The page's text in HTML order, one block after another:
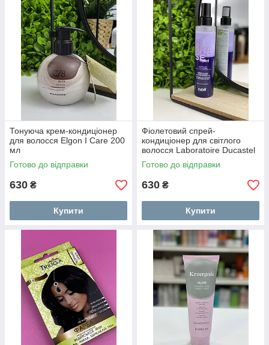
Тонуюча крем-кондиціонер
для волосся Elgon I Care 200
мл
Готово до відправки
630 ₴
Купити
Фіолетовий спрей-
кондиціонер для світлого
волосся Laboratoire Ducastel
Subtil Biphase Violet 200мл
Готово до відправки
630 ₴
Купити